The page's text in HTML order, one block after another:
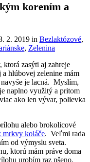
korením a
2. 2019 in Bezlaktózové,
, Zelenina
zasýti aj zahreje
hlúbovej zelenine mám
navyše je lacná. Myslím,
naplno využitý a pritom
ako len vývar, polievka
alebo brokolicové
mrkvy koláče. Veľmi rada
od výmyslu sveta.
ktorú mám práve doma
urobím raz pšeno,